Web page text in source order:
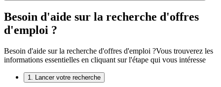
Besoin d'aide sur la recherche d'offres
d'emploi ?
Besoin d'aide sur la recherche d'offres d'emploi ?Vous trouverez les
informations essentielles en cliquant sur l'étape qui vous intéresse
1. Lancer votre recherche